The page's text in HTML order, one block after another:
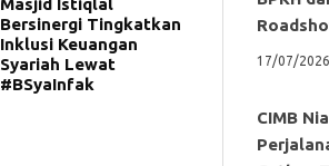
Bersinergi Tingkatkan
Inklusi Keuangan
Syariah Lewat
#BSyaInfak
17/07/2026
CIMB